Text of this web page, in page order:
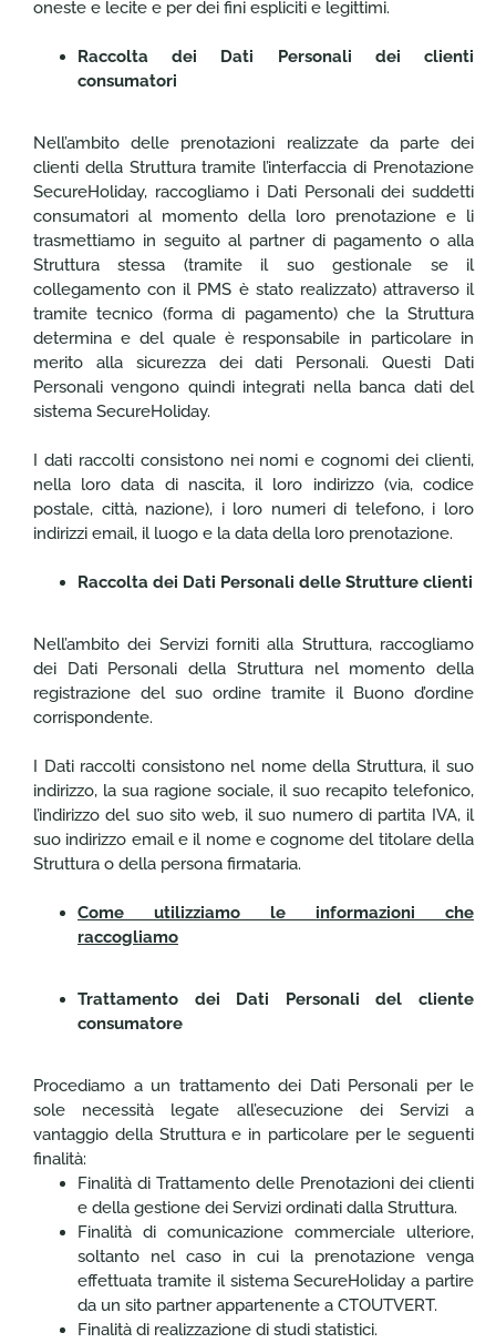
oneste e lecite e per dei fini espliciti e legittimi.
Raccolta dei Dati Personali dei clienti
consumatori
Nell’ambito delle prenotazioni realizzate da parte dei
clienti della Struttura tramite l’interfaccia di Prenotazione
SecureHoliday, raccogliamo i Dati Personali dei suddetti
consumatori al momento della loro prenotazione e li
trasmettiamo in seguito al partner di pagamento o alla
Struttura stessa (tramite il suo gestionale se il
collegamento con il PMS è stato realizzato) attraverso il
tramite tecnico (forma di pagamento) che la Struttura
determina e del quale è responsabile in particolare in
merito alla sicurezza dei dati Personali. Questi Dati
Personali vengono quindi integrati nella banca dati del
sistema SecureHoliday.
I dati raccolti consistono nei nomi e cognomi dei clienti,
nella loro data di nascita, il loro indirizzo (via, codice
postale, città, nazione), i loro numeri di telefono, i loro
indirizzi email, il luogo e la data della loro prenotazione.
Raccolta dei Dati Personali delle Strutture clienti
Nell’ambito dei Servizi forniti alla Struttura, raccogliamo
dei Dati Personali della Struttura nel momento della
registrazione del suo ordine tramite il Buono d’ordine
corrispondente.
I Dati raccolti consistono nel nome della Struttura, il suo
indirizzo, la sua ragione sociale, il suo recapito telefonico,
l’indirizzo del suo sito web, il suo numero di partita IVA, il
suo indirizzo email e il nome e cognome del titolare della
Struttura o della persona firmataria.
Come utilizziamo le informazioni che
raccogliamo
Trattamento dei Dati Personali del cliente
consumatore
Procediamo a un trattamento dei Dati Personali per le
sole necessità legate all’esecuzione dei Servizi a
vantaggio della Struttura e in particolare per le seguenti
finalità:
Finalità di Trattamento delle Prenotazioni dei clienti
e della gestione dei Servizi ordinati dalla Struttura.
Finalità di comunicazione commerciale ulteriore,
soltanto nel caso in cui la prenotazione venga
effettuata tramite il sistema SecureHoliday a partire
da un sito partner appartenente a CTOUTVERT.
Finalità di realizzazione di studi statistici.